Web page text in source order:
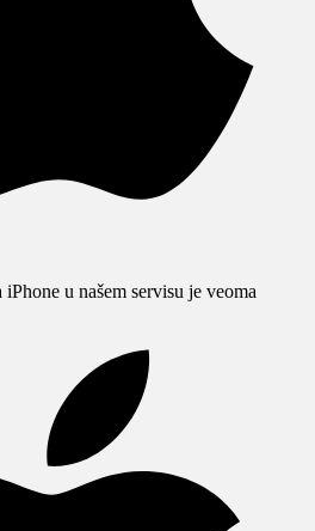
u našem servisu je veoma